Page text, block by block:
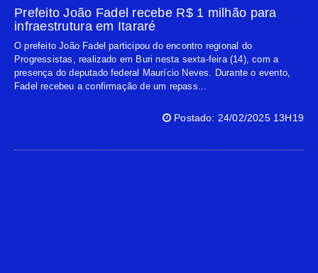
Prefeito João Fadel recebe R$ 1 milhão para
infraestrutura em Itararé
O prefeito João Fadel participou do encontro regional do
Progressistas, realizado em Buri nesta sexta-feira (14), com a
presença do deputado federal Maurício Neves. Durante o evento,
Fadel recebeu a confirmação de um repass...
Postado: 24/02/2025 13H19